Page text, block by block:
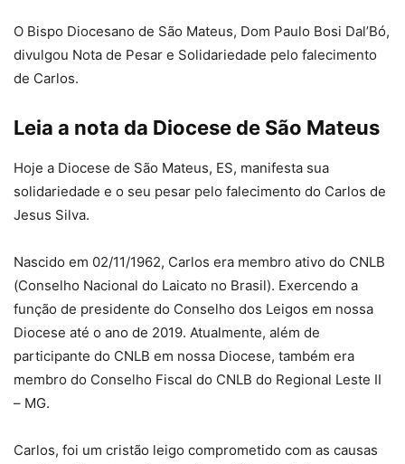
O Bispo Diocesano de São Mateus, Dom Paulo Bosi Dal’Bó,
divulgou Nota de Pesar e Solidariedade pelo falecimento
de Carlos.
Leia a nota da Diocese de São Mateus
Hoje a Diocese de São Mateus, ES, manifesta sua
solidariedade e o seu pesar pelo falecimento do Carlos de
Jesus Silva.
Nascido em 02/11/1962, Carlos era membro ativo do CNLB
(Conselho Nacional do Laicato no Brasil). Exercendo a
função de presidente do Conselho dos Leigos em nossa
Diocese até o ano de 2019. Atualmente, além de
participante do CNLB em nossa Diocese, também era
membro do Conselho Fiscal do CNLB do Regional Leste II
– MG.
Carlos, foi um cristão leigo comprometido com as causas